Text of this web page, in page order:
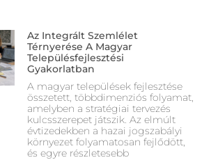
Az Integrált Szemlélet
Térnyerése A Magyar
Településfejlesztési
Gyakorlatban
A magyar települések fejlesztése
összetett, többdimenziós folyamat,
amelyben a stratégiai tervezés
kulcsszerepet játszik. Az elmúlt
évtizedekben a hazai jogszabályi
környezet folyamatosan fejlődött,
és egyre részletesebb